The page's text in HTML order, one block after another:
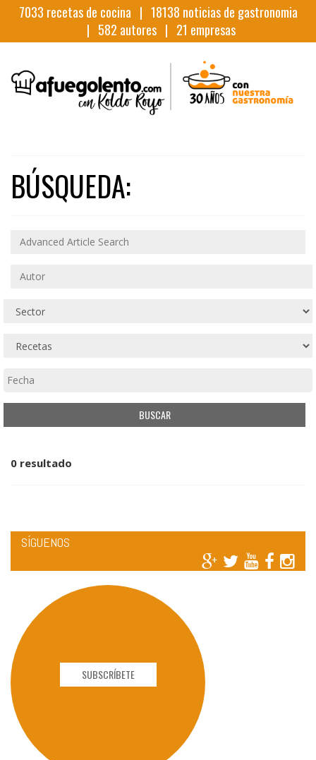
7033 recetas de cocina | 18138 noticias de gastronomia
| 582 autores | 21 empresas
BÚSQUEDA:
0 resultado
SÍGUENOS
SUBSCRÍBETE